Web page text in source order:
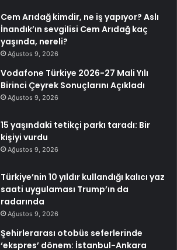
Cem Arıdağ kimdir, ne iş yapıyor? Aslı
İnandık’ın sevgilisi Cem Arıdağ kaç
yaşında, nereli?
Ağustos 9, 2026
Vodafone Türkiye 2026-27 Mali Yılı
Birinci Çeyrek Sonuçlarını Açıkladı
Ağustos 9, 2026
15 yaşındaki tetikçi parkı taradı: Bir
kişiyi vurdu
Ağustos 9, 2026
Türkiye’nin 10 yıldır kullandığı kalıcı yaz
saati uygulaması Trump’ın da
radarında
Ağustos 9, 2026
Şehirlerarası otobüs seferlerinde
‘ekspres’ dönem: İstanbul-Ankara